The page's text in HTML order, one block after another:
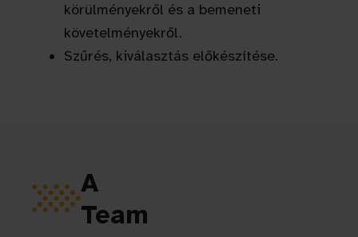
körülményekről és a bemeneti
követelményekről.
Szűrés, kiválasztás előkészítése.
A
Team